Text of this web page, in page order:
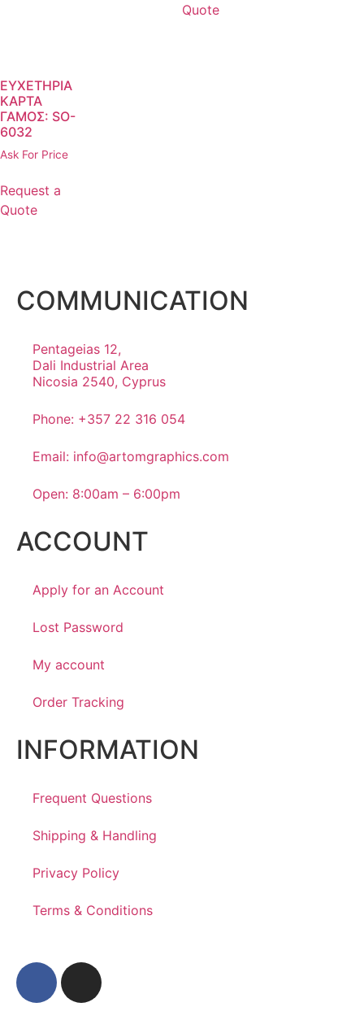
Quote
ΕΥΧΕΤΗΡΙΑ
ΚΑΡΤΑ
ΓΑΜΟΣ: SO-
6032
Ask For Price
Request a
Quote
COMMUNICATION
Pentageias 12,
Dali Industrial Area
Nicosia 2540, Cyprus
Phone: +357 22 316 054
Email: info@artomgraphics.com
Open: 8:00am – 6:00pm
ACCOUNT
Apply for an Account
Lost Password
My account
Order Tracking
INFORMATION
Frequent Questions
Shipping & Handling
Privacy Policy
Terms & Conditions